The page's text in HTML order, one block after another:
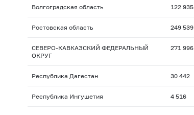
Волгоградская область 122 935
Ростовская область 249 539
СЕВЕРО-КАВКАЗСКИЙ ФЕДЕРАЛЬНЫЙ
ОКРУГ
271 996
Республика Дагестан 30 442
Республика Ингушетия 4 516